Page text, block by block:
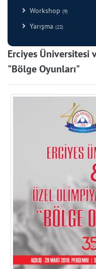
Workshop (9)
Yarışma (22)
Erciyes Üniversitesi
"Bölge Oyunları"